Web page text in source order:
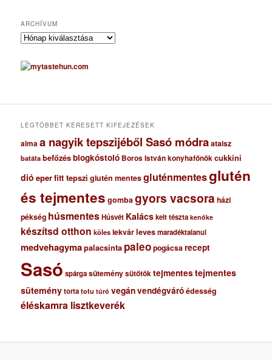
ARCHÍVUM
A
c
h
u
LEGTÖBBET KERESETT KIFEJEZÉSEK
almaa nagyik tepszijéből Sasó módraataisz
batáta befőzésblogkóstoló Boros István konyhafőnökcukkini
dió eperfitt tepszi glutén mentesgluténmentesglutén
és tejmentes gombagyors vacsora házi
pékség húsmentesHúsvét Kalácskelt tészta kenőke
készítsd otthon köles lekvárlevesmaradéktalanul
medvehagymapalacsinta paleopogácsarecept
Sasó spárgasüteménysütőtöktejmentestejmentes
süteménytorta totu túró vegánvendégváróédesség
éléskamra lisztkeverék